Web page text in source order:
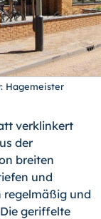
Hagemeister
verklinkert
der
breiten
und
regelmäßig und
geriffelte